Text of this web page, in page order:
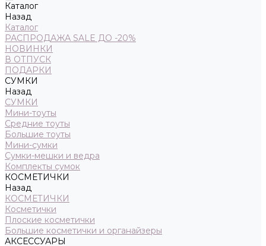
Каталог
Назад
Каталог
РАСПРОДАЖА SALE ДО -20%
НОВИНКИ
В ОТПУСК
ПОДАРКИ
СУМКИ
Назад
СУМКИ
Мини-тоуты
Средние тоуты
Большие тоуты
Мини-сумки
Сумки-мешки и ведра
Комплекты сумок
КОСМЕТИЧКИ
Назад
КОСМЕТИЧКИ
Косметички
Плоские косметички
Большие косметички и органайзеры
АКСЕССУАРЫ